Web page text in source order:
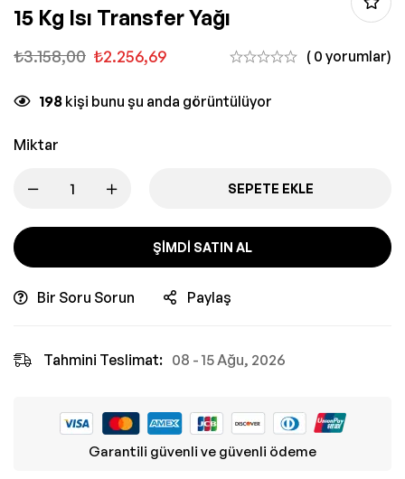
15 Kg Isı Transfer Yağı
₺3.158,00 ₺2.256,69 ( 0 yorumlar)
198 kişi bunu şu anda görüntülüyor
Miktar
SEPETE EKLE
ŞIMDI SATIN AL
Bir Soru Sorun Paylaş
Tahmini Teslimat: 08 - 15 Ağu, 2026
Garantili güvenli ve güvenli ödeme